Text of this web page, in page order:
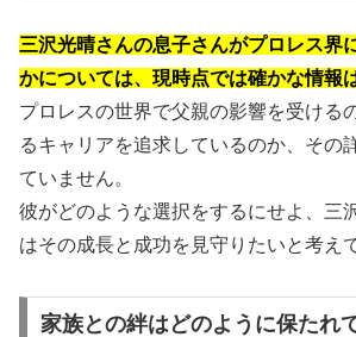
三沢光晴さんの息子さんがプロレス界
かについては、現時点では確かな情報
プロレスの世界で父親の影響を受ける
るキャリアを追求しているのか、その
ていません。
彼がどのような選択をするにせよ、三
はその成長と成功を見守りたいと考え
家族との絆はどのように保たれ